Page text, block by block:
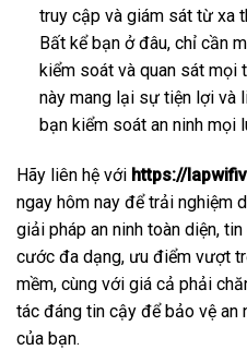
truy cập và giám sát từ xa
Bất kể bạn ở đâu, chỉ cần
kiểm soát và quan sát mọi
này mang lại sự tiện lợi và
bạn kiểm soát an ninh mọi
Hãy liên hệ với https://
ngay hôm nay để trải nghiệm
giải pháp an ninh toàn diện,
cước đa dạng, ưu điểm vượt
mềm, cùng với giá cả phải
tác đáng tin cậy để bảo vệ an
của bạn.